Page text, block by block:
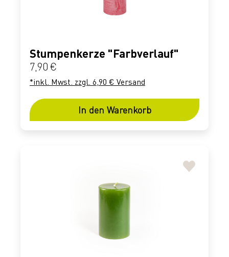
Stumpenkerze "Farbverlauf"
Regulärer Preis:
7,90 €
*inkl. Mwst. zzgl. 6,90 € Versand
In den Warenkorb